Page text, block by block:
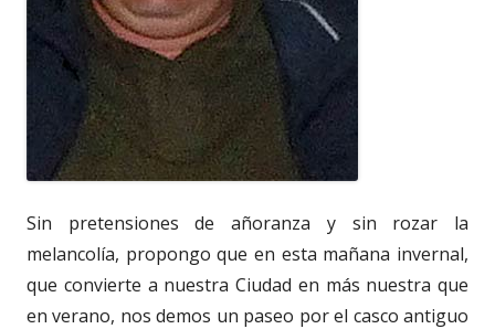
Sin pretensiones de añoranza y sin rozar la
melancolía, propongo que en esta mañana invernal,
que convierte a nuestra Ciudad en más nuestra que
en verano, nos demos un paseo por el casco antiguo